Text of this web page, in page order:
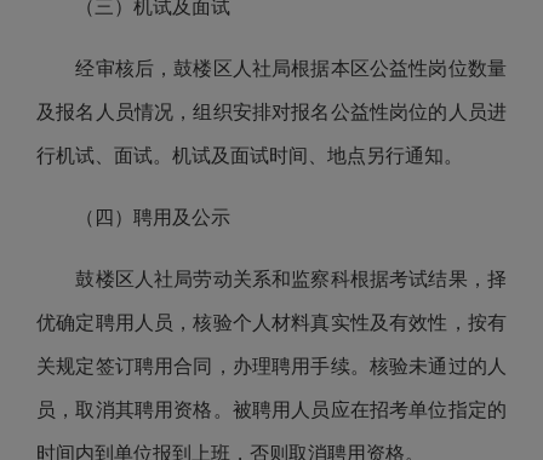
（三）机试及面试
经审核后，鼓楼区人社局根据本区公益性岗位数量
及报名人员情况，组织安排对报名公益性岗位的人员进
行机试、面试。机试及面试时间、地点另行通知。
（四）聘用及公示
鼓楼区人社局劳动关系和监察科根据考试结果，择
优确定聘用人员，核验个人材料真实性及有效性，按有
关规定签订聘用合同，办理聘用手续。核验未通过的人
员，取消其聘用资格。被聘用人员应在招考单位指定的
时间内到单位报到上班，否则取消聘用资格。